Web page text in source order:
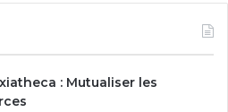
: Mutualiser les